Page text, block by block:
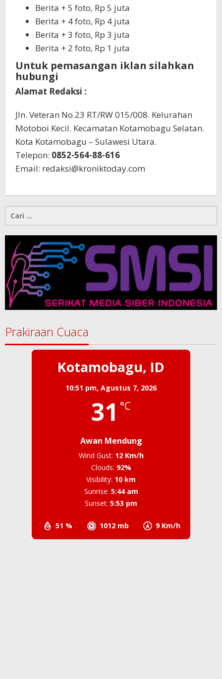
Berita + 5 foto, Rp 5 juta
Berita + 4 foto, Rp 4 juta
Berita + 3 foto, Rp 3 juta
Berita + 2 foto, Rp 1 juta
Untuk pemasangan iklan silahkan
hubungi
Alamat Redaksi :
Jln. Veteran No.23 RT/RW 015/008. Kelurahan
Motoboi Kecil. Kecamatan Kotamobagu Selatan.
Kota Kotamobagu – Sulawesi Utara.
Telepon: 0852-564-88-616
Email: redaksi@kroniktoday.com
Cari
untuk:
Prakiraan Cuaca
Kotamobagu, ID
10:51 pm, Agustus 7, 2026
31 °C
Awan Mendung
51 % 1012 mb 9 Km/h
Wind Gust: 12 Km/h
Clouds: 92%
Visibility: 10 km
Sunrise: 5:44 am
Sunset: 5:53 pm